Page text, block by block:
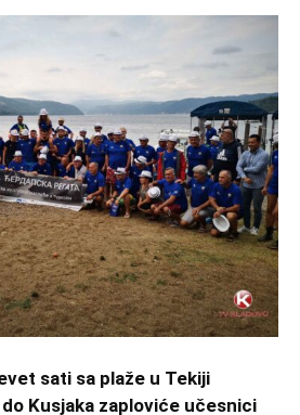
sati sa plaže u Tekiji
Kusjaka zaploviće učesnici